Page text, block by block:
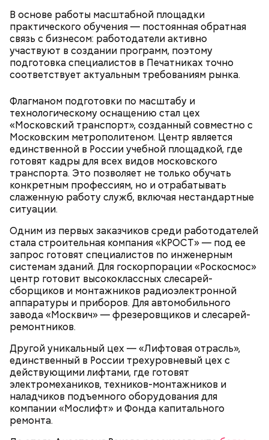
В основе работы масштабной площадки
практического обучения — постоянная обратная
связь с бизнесом: работодатели активно
участвуют в создании программ, поэтому
подготовка специалистов в Печатниках точно
соответствует актуальным требованиям рынка.
Флагманом подготовки по масштабу и
технологическому оснащению стал цех
«Московский транспорт», созданный совместно с
Московским метрополитеном. Центр является
единственной в России учебной площадкой, где
готовят кадры для всех видов московского
транспорта. Это позволяет не только обучать
конкретным профессиям, но и отрабатывать
слаженную работу служб, включая нестандартные
ситуации.
Одним из первых заказчиков среди работодателей
стала строительная компания «КРОСТ» — под ее
запрос готовят специалистов по инженерным
системам зданий. Для госкорпорации «Роскосмос»
центр готовит высококлассных слесарей-
сборщиков и монтажников радиоэлектронной
аппаратуры и приборов. Для автомобильного
завода «Москвич» — фрезеровщиков и слесарей-
ремонтников.
Другой уникальный цех — «Лифтовая отрасль»,
единственный в России трехуровневый цех с
действующими лифтами, где готовят
электромехаников, техников-монтажников и
наладчиков подъемного оборудования для
компании «Мослифт» и Фонда капитального
ремонта.
Потепление в регионе после нескольких дней
морозной погодыначнется утром 16 декабря
информации Гидрометцентра РФ, в ночь на
вторник температура в Москве составит от минус
7 до минус 9 градусов, утром поднимется до минус
2–0.